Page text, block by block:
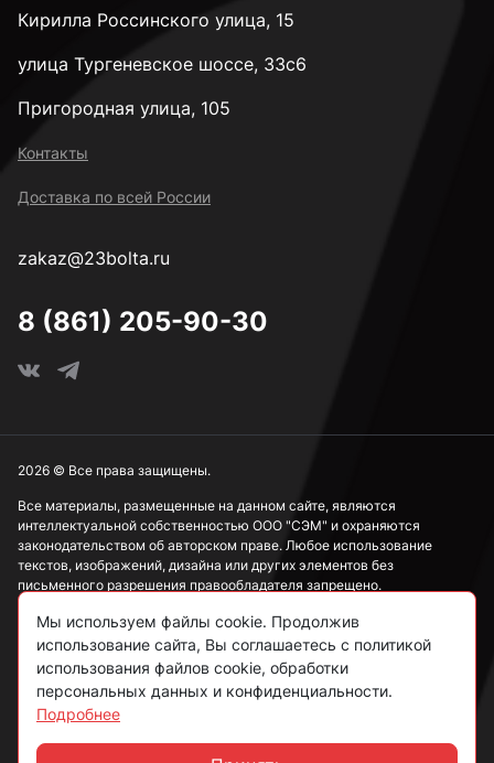
Кирилла Россинского улица, 15
улица Тургеневское шоссе, 33с6
Пригородная улица, 105
Контакты
Доставка по всей России
zakaz@23bolta.ru
8 (861) 205-90-30
Все материалы, размещенные на данном сайте, являются
интеллектуальной собственностью ООО "СЭМ" и охраняются
законодательством об авторском праве. Любое использование
текстов, изображений, дизайна или других элементов без
письменного разрешения правообладателя запрещено.
Информация, представленная на сайте, носит исключительно
ознакомительный характер и не может рассматриваться как
публичная оферта в соответствии со ст. 437 ГК РФ.
Политика конфиденциальности
Согласие на обработку данных
2026 © Все права защищены.
Мы используем файлы cookie. Продолжив
использование сайта, Вы соглашаетесь с политикой
использования файлов cookie, обработки
персональных данных и конфиденциальности.
Подробнее